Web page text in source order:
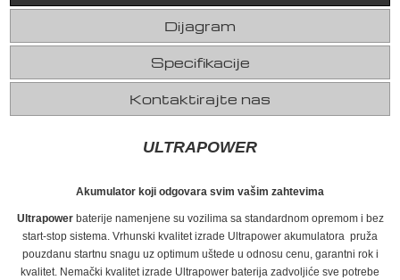
Dijagram
Specifikacije
Kontaktirajte nas
ULTRAPOWER
Akumulator koji odgovara svim vašim zahtevima
Ultrapowerbaterije namenjene su vozilima sa standardnom opremom i bez
start-stop sistema. Vrhunski kvalitet izrade Ultrapower akumulatora pruža
pouzdanu startnu snagu uz optimum uštede u odnosu cenu, garantni rok i
kvalitet. Nemački kvalitet izrade Ultrapower baterija zadvoljiće sve potrebe